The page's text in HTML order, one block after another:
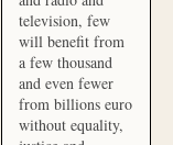
television, few
will benefit from
a few thousand
and even fewer
from billions euro
without equality,